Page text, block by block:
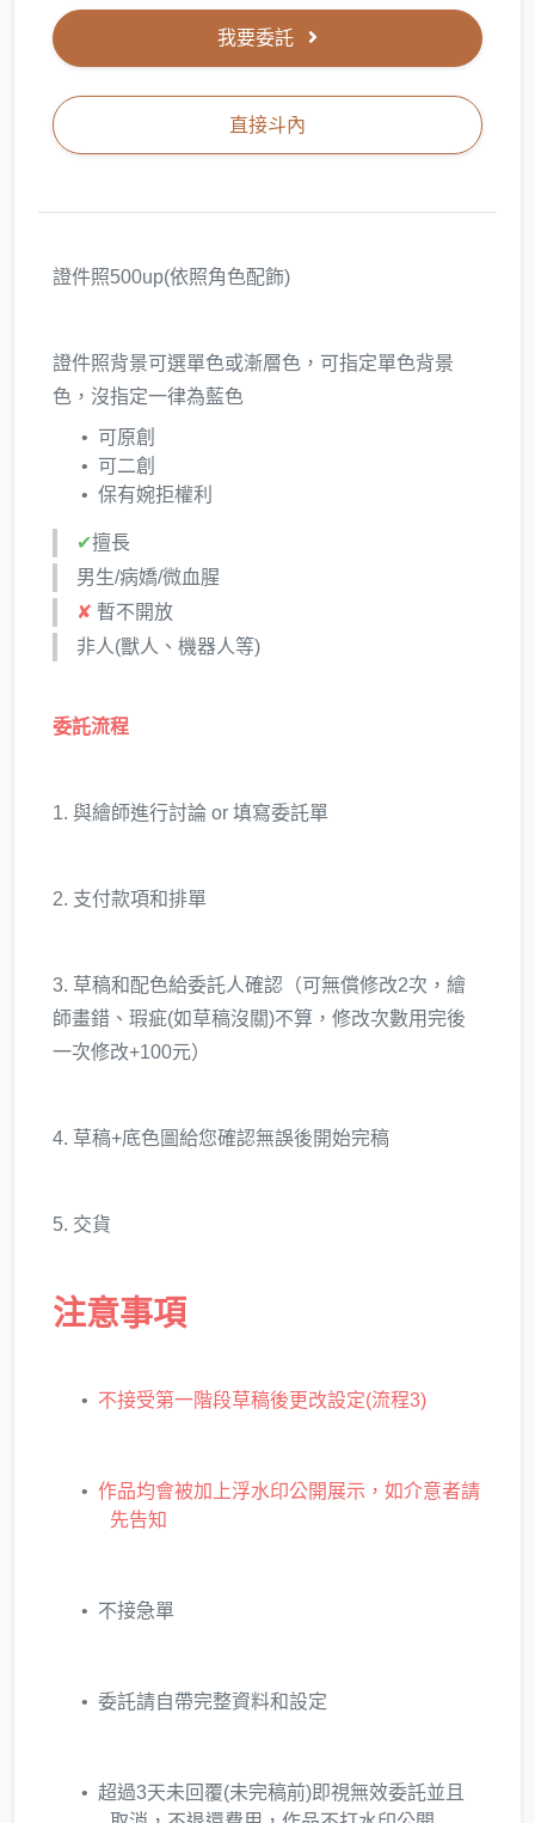
我要委託
直接斗內
證件照500up(依照角色配飾)
證件照背景可選單色或漸層色，可指定單色背景
色，沒指定一律為藍色
可原創
可二創
保有婉拒權利
✔擅長
男生/病嬌/微血腥
✘ 暫不開放
非人(獸人、機器人等)
委託流程
1. 與繪師進行討論 or 填寫委託單
2. 支付款項和排單
3. 草稿和配色給委託人確認（可無償修改2次，繪
師畫錯、瑕疵(如草稿沒關)不算，修改次數用完後
一次修改+100元）
4. 草稿+底色圖給您確認無誤後開始完稿
5. 交貨
注意事項
不接受第一階段草稿後更改設定(流程3)
作品均會被加上浮水印公開展示，如介意者請
先告知
不接急單
委託請自帶完整資料和設定
超過3天未回覆(未完稿前)即視無效委託並且